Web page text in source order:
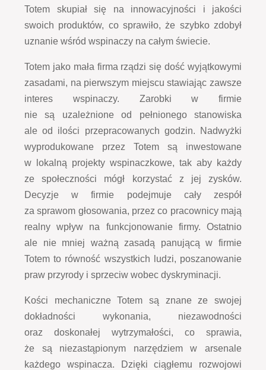
Totem skupiał się na innowacyjności i jakości
swoich produktów, co sprawiło, że szybko zdobył
uznanie wśród wspinaczy na całym świecie.
Totem jako mała firma rządzi się dość wyjątkowymi
zasadami, na pierwszym miejscu stawiając zawsze
interes wspinaczy. Zarobki w firmie
nie są uzależnione od pełnionego stanowiska
ale od ilości przepracowanych godzin. Nadwyżki
wyprodukowane przez Totem są inwestowane
w lokalną projekty wspinaczkowe, tak aby każdy
ze społeczności mógł korzystać z jej zysków.
Decyzje w firmie podejmuje cały zespół
za sprawom głosowania, przez co pracownicy mają
realny wpływ na funkcjonowanie firmy. Ostatnio
ale nie mniej ważną zasadą panującą w firmie
Totem to równość wszystkich ludzi, poszanowanie
praw przyrody i sprzeciw wobec dyskryminacji.
Kości mechaniczne Totem są znane ze swojej
dokładności wykonania, niezawodności
oraz doskonałej wytrzymałości, co sprawia,
że są niezastąpionym narzędziem w arsenale
każdego wspinacza. Dzięki ciągłemu rozwojowi